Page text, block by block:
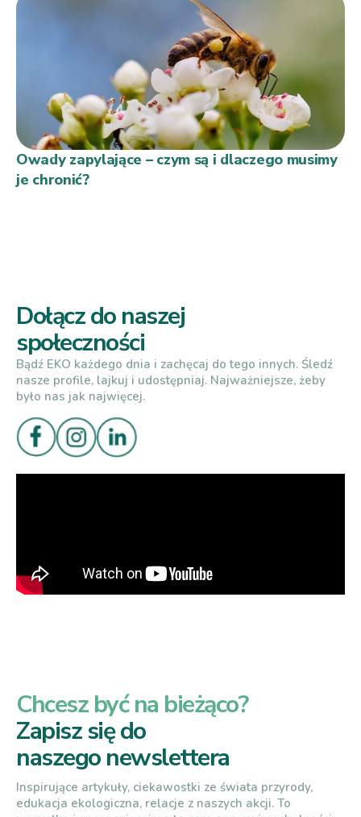
Owady zapylające – czym są i dlaczego musimy
je chronić?
Dołącz do naszej
społeczności
Bądź EKO każdego dnia i zachęcaj do tego innych. Śledź
nasze profile, lajkuj i udostępniaj. Najważniejsze, żeby
było nas jak najwięcej.
Chcesz być na bieżąco?
Zapisz się do
naszego newslettera
Inspirujące artykuły, ciekawostki ze świata przyrody,
edukacja ekologiczna, relacje z naszych akcji. To